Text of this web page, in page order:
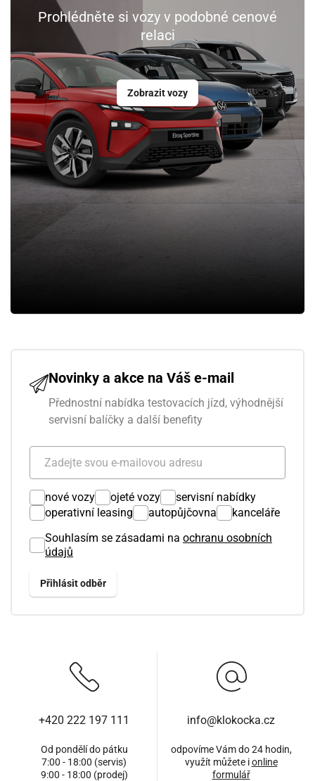
Prohlédněte si vozy v podobné cenové
relaci
Zobrazit vozy
Novinky a akce na Váš e-mail
Přednostní nabídka testovacích jízd, výhodnější
servisní balíčky a další benefity
nové vozy ojeté vozy
servisní nabídky
operativní leasing
autopůjčovna
kanceláře
Souhlasím se zásadami na ochranu osobních
údajů
+420 222 197 111
Od pondělí do pátku
7:00 - 18:00 (servis)
9:00 - 18:00 (prodej)
info@klokocka.cz
odpovíme Vám do 24 hodin,
využít můžete ionline
formulář